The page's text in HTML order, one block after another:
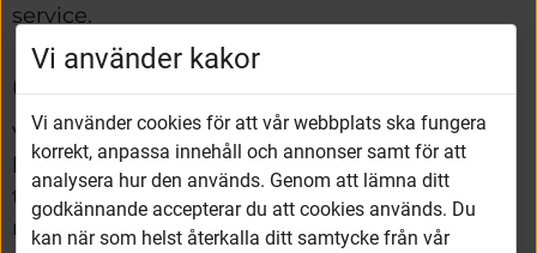
service.
Oskäligt betungande anpassning
Vargarda.se åberopar undantag för oskäligt
betungande anpassning enligt 12 § lagen om
tillgänglighet till digital offentlig service för
nedanstående innehåll.
Vi använder kakor
Vi använder cookies för att vår webbplats ska fungera
korrekt, anpassa innehåll och annonser samt för att
analysera hur den används. Genom att lämna ditt
godkännande accepterar du att cookies används. Du
kan när som helst återkalla ditt samtycke från vår